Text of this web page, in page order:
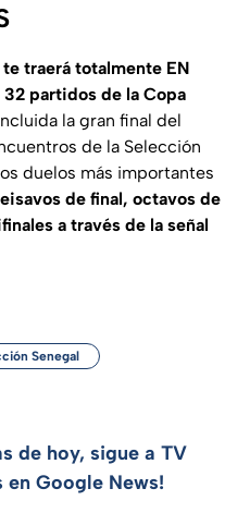
traerá totalmente EN
32 partidos de la Copa
la gran final del
de la Selección
duelos más importantes
de final, octavos de
a través de la señal
Senegal
de hoy, sigue a TV
Google News!